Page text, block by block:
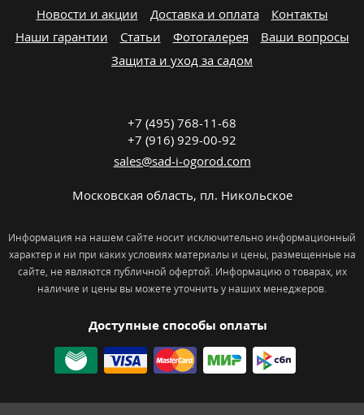
Новости и акции
Доставка и оплата
Контакты
Наши гарантии
Статьи Фотогалерея
Ваши вопросы
Защита и уход за садом
Доступные способы оплаты
+7 (495) 768-11-68
+7 (916) 929-00-92
sales@sad-i-ogorod.com
Московская область, пл. Никольcкое
Информация на нашем сайте носит исключительно информационный
характер и ни при каких условиях материалы и цены, размещенные на
сайте, не являются публичной офертой. Информацию о товарах, их
наличие и цены вы можете уточнить у наших менеджеров.